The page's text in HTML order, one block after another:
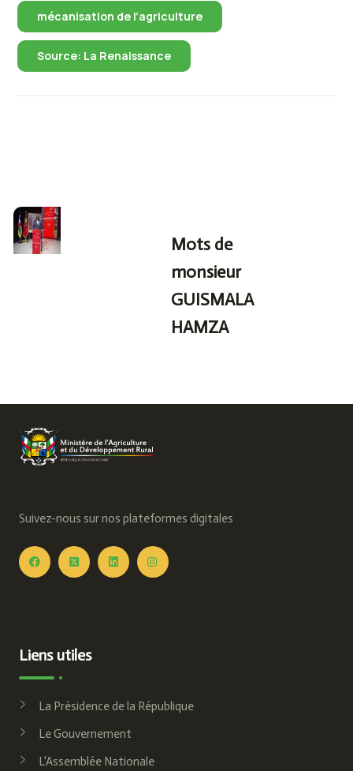
mécanisation de l’agriculture
Source: La Renaissance
Mots de
monsieur
GUISMALA
HAMZA
du
AGRICOLE
NATIONAL DE
Suivez-nous sur nos plateformes digitales
Liens utiles
La Présidence de la République
Le Gouvernement
L'Assemblée Nationale